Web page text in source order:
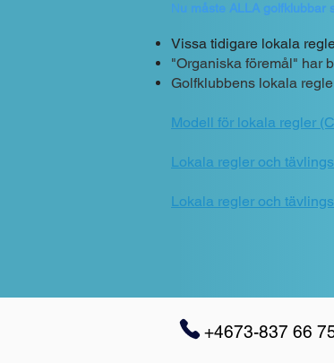
Nu måste ALLA golfklubbar
Vissa tidigare lokala
"Organiska föremål" har
Golfklubbens lokala
Modell för lokala regler
Lokala regler och
Lokala regler och
+4673-837 66